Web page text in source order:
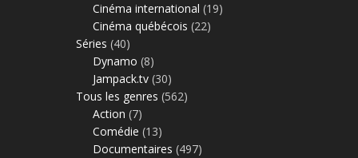
Cinéma international (19)
Cinéma québécois (22)
Séries (40)
Dynamo (8)
Jampack.tv (30)
Tous les genres (562)
Action (7)
Comédie (13)
Documentaires (497)